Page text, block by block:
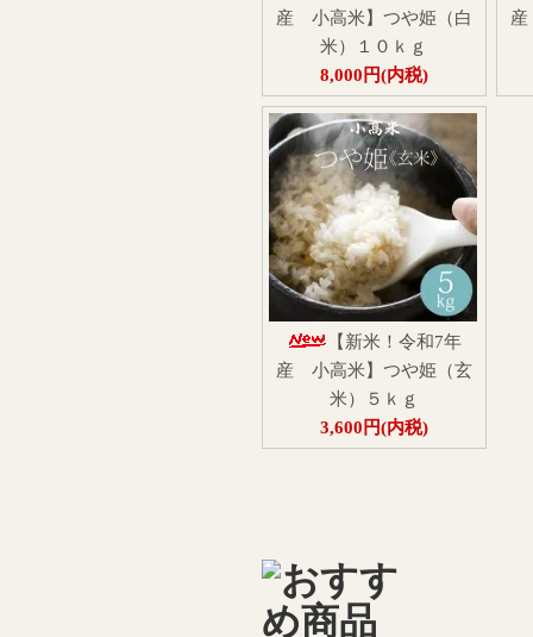
産 小高米】つや姫（白
米）１０ｋｇ
8,000円(内税)
【新米！令和7年
産 小高米】つや姫（玄
米）５ｋｇ
3,600円(内税)